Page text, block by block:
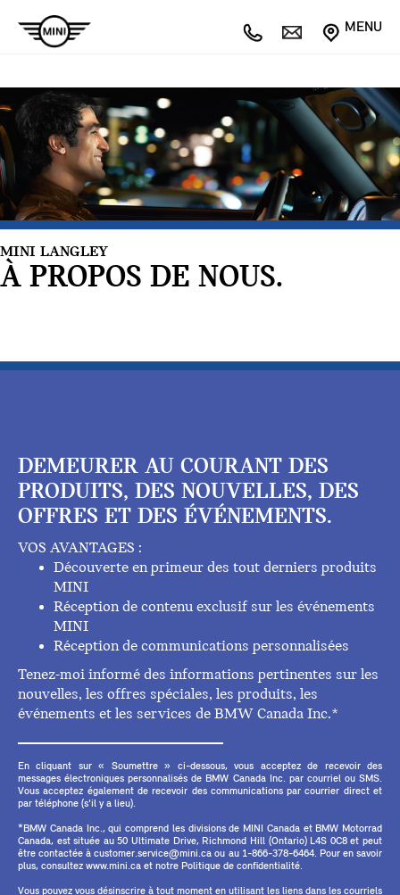
MENU
MINI LANGLEY
À PROPOS DE NOUS.
DEMEURER AU COURANT DES
PRODUITS, DES NOUVELLES, DES
OFFRES ET DES ÉVÉNEMENTS.
VOS AVANTAGES :
Découverte en primeur des tout derniers produits
MINI
Réception de contenu exclusif sur les événements
MINI
Réception de communications personnalisées
Tenez-moi informé des informations pertinentes sur les
nouvelles, les offres spéciales, les produits, les
événements et les services de BMW Canada Inc.*
En cliquant sur « Soumettre » ci-dessous, vous acceptez de recevoir des
messages électroniques personnalisés de BMW Canada Inc. par courriel ou SMS.
Vous acceptez également de recevoir des communications par courrier direct et
par téléphone (s'il y a lieu).
*BMW Canada Inc., qui comprend les divisions de MINI Canada et BMW Motorrad
Canada, est située au 50 Ultimate Drive, Richmond Hill (Ontario) L4S 0C8 et peut
être contactée à customer.service@mini.ca ou au 1-866-378-6464. Pour en savoir
plus, consultez www.mini.ca et notre Politique de confidentialité.
Vous pouvez vous désinscrire à tout moment en utilisant les liens dans les courriels